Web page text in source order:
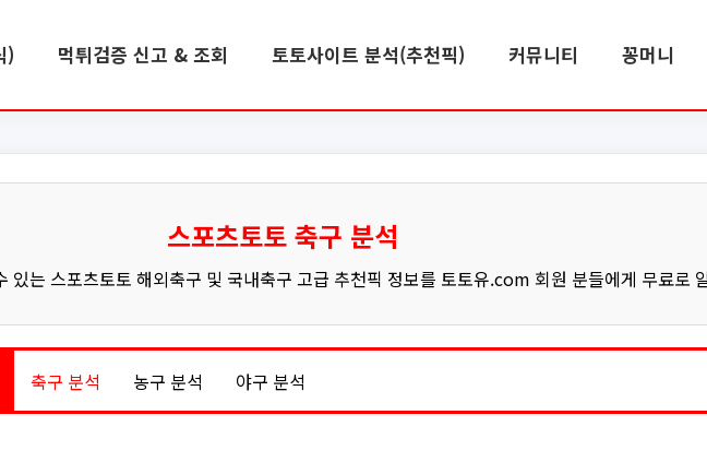
) 먹튀검증 신고 & 조회 토토사이트 분석(추천픽) 커뮤니티 꽁머니
스포츠토토 축구 분석
있는 스포츠토토 해외축구 및 국내축구 고급 추천픽 정보를 토토유.com 회원 분들에게 무료로
축구 분석 농구 분석 야구 분석